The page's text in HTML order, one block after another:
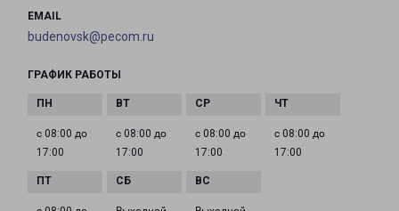
EMAIL
budenovsk@pecom.ru
ГРАФИК РАБОТЫ
с 08:00 до
17:00
с 08:00 до
17:00
с 08:00 до
17:00
с 08:00 до
17:00